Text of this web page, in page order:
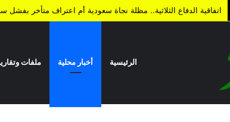
اتفاقية الدفاع الثلاثية.. مظلة نجاة سعودية أم اعتراف متأخر بفشل
الرئيسية أخبار محلية ملفات
واللجان الشعبية يحسمون المعركة نهائياً شرق صرواح ويسيطرون
وهذا ما تبقى لوصولهم إلى أول أحياء مدينة مأرب .. تفاصيل